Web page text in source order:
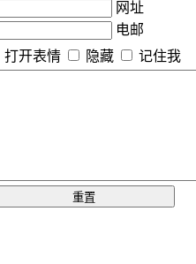
网址
电邮
打开表情 隐藏 记住我